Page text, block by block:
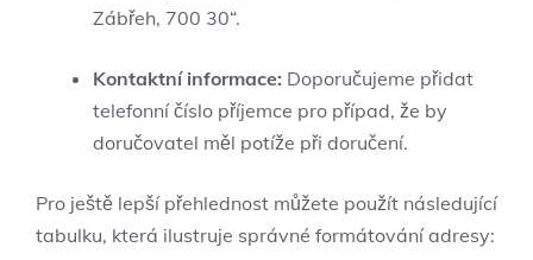
Zábřeh, 700 30“.
Kontaktní informace: Doporučujeme přidat
telefonní číslo příjemce pro případ, že by
doručovatel měl potíže při doručení.
Pro ještě lepší přehlednost můžete použít následující
tabulku, která ilustruje správné formátování adresy: